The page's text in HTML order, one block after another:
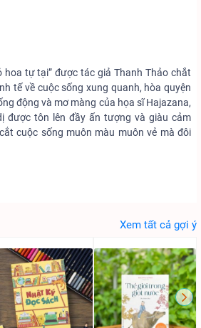
hoa tự tại” được tác giả Thanh Thảo chắt
tế về cuộc sống xung quanh, hòa quyện
động và mơ màng của họa sĩ Hajazana,
được tôn lên đầy ấn tượng và giàu cảm
cuộc sống muôn màu muôn vẻ mà đôi
Xem tất cả gợi ý